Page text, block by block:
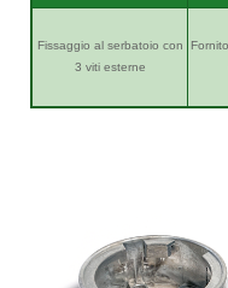
Fissaggio al
3 viti esterne